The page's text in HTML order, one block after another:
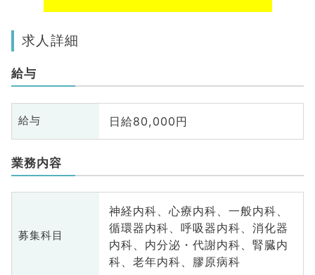
求人詳細
給与
給与 日給80,000円
業務内容
募集科目
神経内科、心療内科、一般内科、
循環器内科、呼吸器内科、消化器
内科、内分泌・代謝内科、腎臓内
科、老年内科、膠原病科